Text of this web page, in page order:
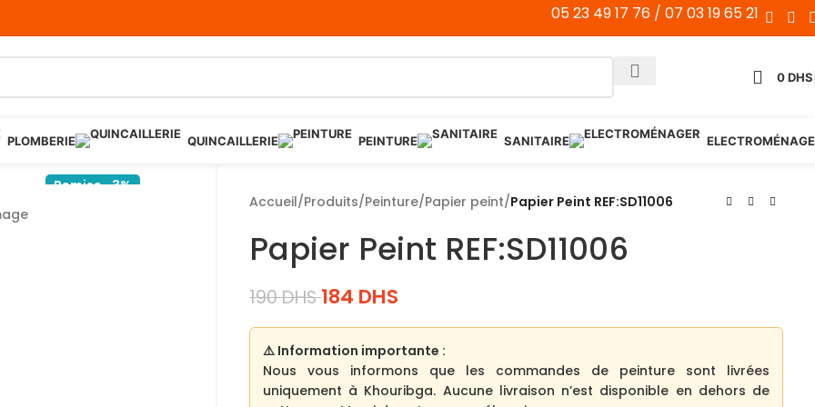
05 23 49 17 76 / 07 03 19 65 21
0DHS
PLOMBERIE QUINCAILLERIE PEINTURE SANITAIRE
Remise -3%
Accueil/Produits/Peinture/Papier peint/Papier Peint REF:SD11006
Papier Peint REF:SD11006
190DHS 184 DHS
⚠️ Information importante :
Nous vous informons que les commandes de peinture sont livrées
uniquement à Khouribga. Aucune livraison n’est disponible en dehors de